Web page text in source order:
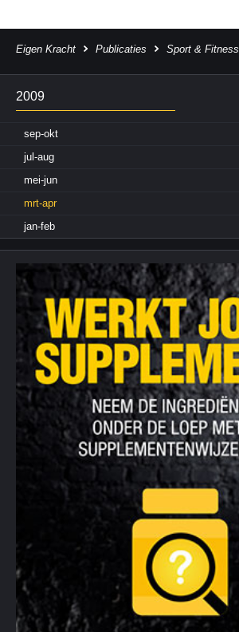
Eigen Kracht Publicaties Sport & Fitness
2009
sep-okt
jul-aug
mei-jun
mrt-apr
jan-feb